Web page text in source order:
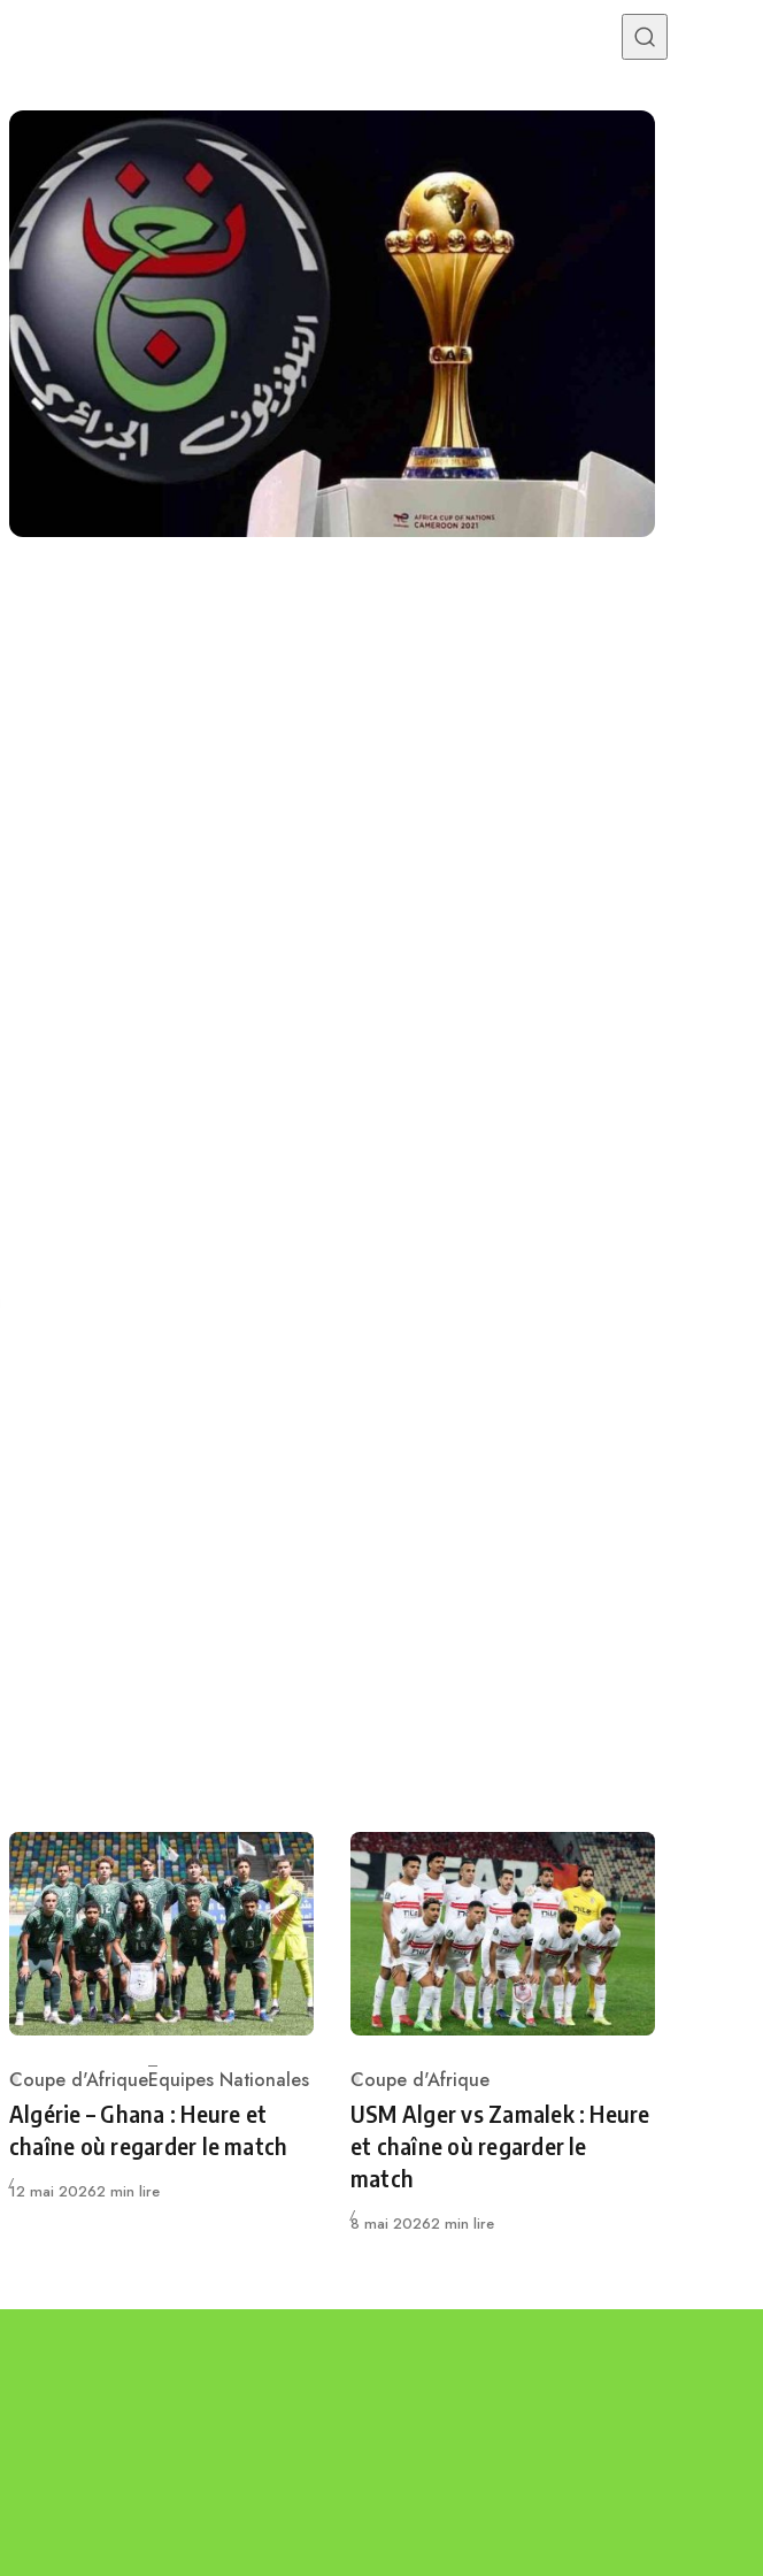
Category
Coupe d'AfriqueEquipes Nationales
Algérie – Ghana : Heure et
chaîne où regarder le match
Publié
12 mai 20262 min lire
Category
Coupe d'Afrique
USM Alger vs Zamalek : Heure
et chaîne où regarder le
match
Publié
8 mai 20262 min lire